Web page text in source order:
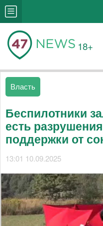
18+
Власть
Беспилотники
есть
поддержки от
13:01 10.09.2025